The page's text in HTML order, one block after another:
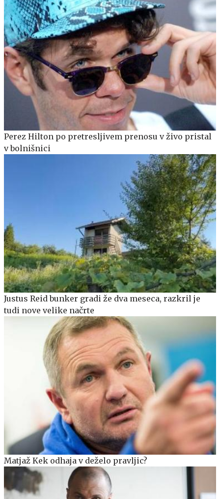
Perez Hilton po pretresljivem prenosu v živo pristal
v bolnišnici
Justus Reid bunker gradi že dva meseca, razkril je
tudi nove velike načrte
Matjaž Kek odhaja v deželo pravljic?